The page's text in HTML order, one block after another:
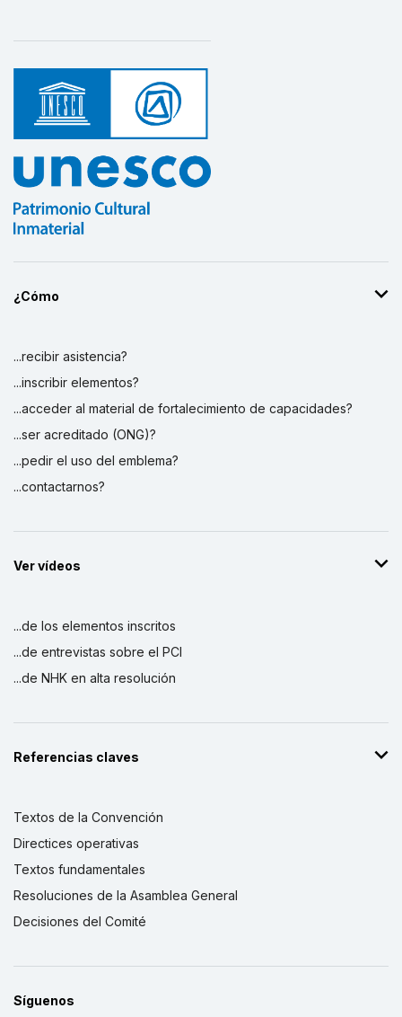
¿Cómo
...recibir asistencia?
...inscribir elementos?
...acceder al material de fortalecimiento de capacidades?
...ser acreditado (ONG)?
...pedir el uso del emblema?
...contactarnos?
Ver vídeos
...de los elementos inscritos
...de entrevistas sobre el PCI
...de NHK en alta resolución
Referencias claves
Textos de la Convención
Directices operativas
Textos fundamentales
Resoluciones de la Asamblea General
Decisiones del Comité
Síguenos